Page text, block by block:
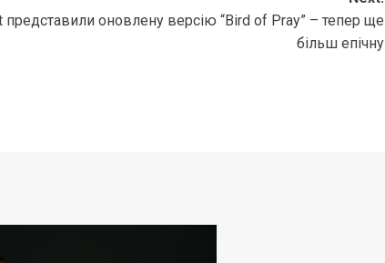
представили оновлену версію “Bird of Pray” – тепер ще
більш епічну